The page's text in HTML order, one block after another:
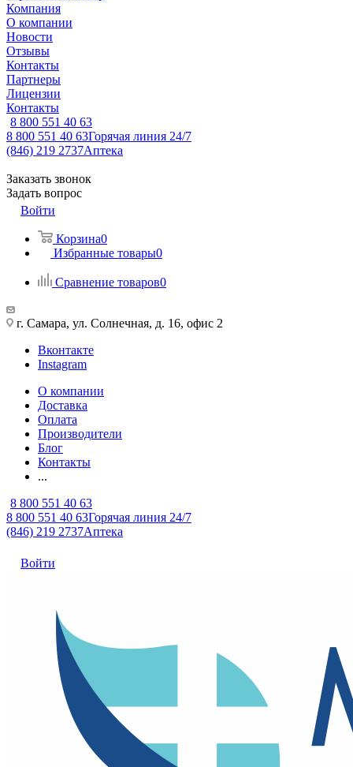
Компания
О компании
Новости
Отзывы
Контакты
Партнеры
Лицензии
Контакты
8 800 551 40 63
8 800 551 40 63Горячая линия 24/7
(846) 219 2737Аптека
Заказать звонок
Задать вопрос
Войти
Корзина0
Избранные товары0
Сравнение товаров0
г. Самара, ул. Солнечная, д. 16, офис 2
Вконтакте
Instagram
О компании
Доставка
Оплата
Производители
Блог
Контакты
...
8 800 551 40 63
8 800 551 40 63Горячая линия 24/7
(846) 219 2737Аптека
Войти